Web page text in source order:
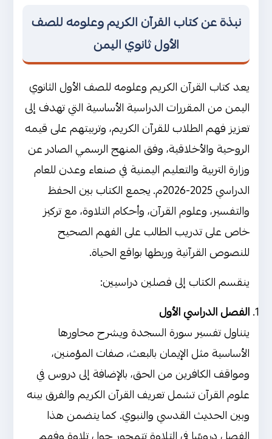
التربية والتعليم - صنعاء
نبذة عن كتاب القرآن الكريم وعلومه للصف
الأول ثانوي اليمن
يعد كتاب القرآن الكريم وعلومه للصف الأول الثانوي
اليمن من المقررات الدراسية الأساسية التي تهدف إلى
تعزيز فهم الطلاب للقرآن الكريم، وتربيتهم على قيمه
الروحية والأخلاقية، وفق المنهج الرسمي الصادر عن
وزارة التربية والتعليم اليمنية في صنعاء وعدن للعام
الدراسي 2025-2026م. يجمع الكتاب بين الحفظ
والتفسير، وعلوم القرآن، وأحكام التلاوة، مع تركيز
خاص على تدريب الطالب على الفهم الصحيح
للنصوص القرآنية وربطها بواقع الحياة.
ينقسم الكتاب إلى فصلين دراسيين:
الفصل الدراسي الأول
يتناول تفسير سورة السجدة ويشرح محاورها
الأساسية مثل الإيمان بالبعث، صفات المؤمنين،
ومواقف الكافرين من الحق، بالإضافة إلى دروس في
علوم القرآن تشمل تعريف القرآن الكريم والفرق بينه
وبين الحديث القدسي والنبوي. كما يتضمن هذا